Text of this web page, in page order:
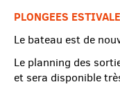
PLONGEES
Le bateau est de
Le planning des
et sera disponible